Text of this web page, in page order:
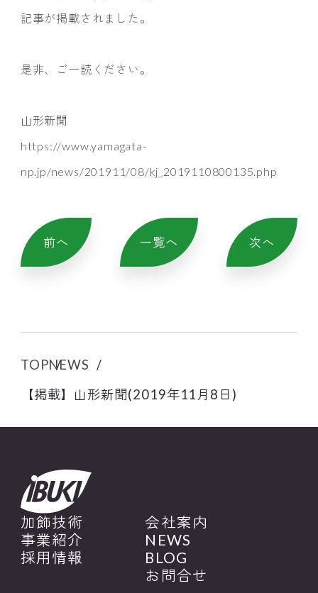
記事が掲載されました。
是非、ご一読ください。
山形新聞
https://www.yamagata-
np.jp/news/201911/08/kj_2019110800135.php
前へ 一覧へ 次へ
TOPNEWS
【掲載】山形新聞(2019年11月8日)
加飾技術
事業紹介
採用情報
会社案内
NEWS
BLOG
お問合せ